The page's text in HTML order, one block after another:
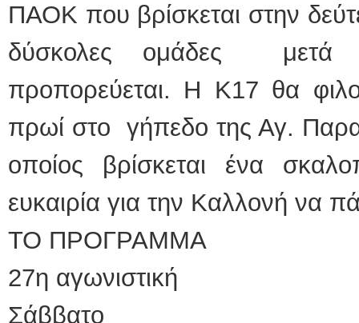
ΠΑΟΚ που βρίσκεται στην
δύσκολες ομάδες
προπορεύεται. Η Κ17 θα
πρωί στο γήπεδο της Αγ.
οποίος βρίσκεται ένα
ευκαιρία για την Καλλονή να
ΤΟ ΠΡΟΓΡΑΜΜΑ
27η αγωνιστική
Σάββατο